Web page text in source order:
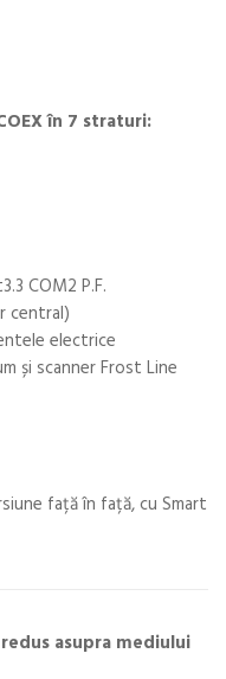
în 7 straturi:
COM2 P.F.
central)
electrice
și scanner Frost Line
față în față, cu Smart
asupra mediului